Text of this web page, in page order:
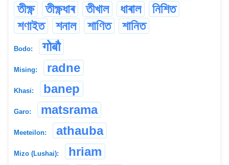
তীক্ষ্ণ
তীক্ষ্ণধাৰ তীখাল ধাৰাল
নিশিত
শণাইত
শনাল শাণিত শানিত
Bodo: गोबौ
Mising: radne
Khasi: banep
Garo: matsrama
Meeteilon: athauba
Mizo (Lushai): hriam